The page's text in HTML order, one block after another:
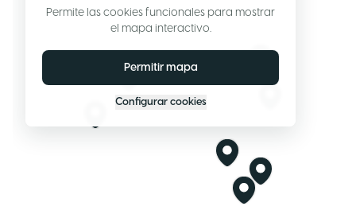
Permite las cookies funcionales para mostrar
el mapa interactivo.
Permitir mapa
Configurar cookies